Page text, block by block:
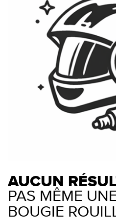
AUCUN
PAS MÊME
BOUGIE